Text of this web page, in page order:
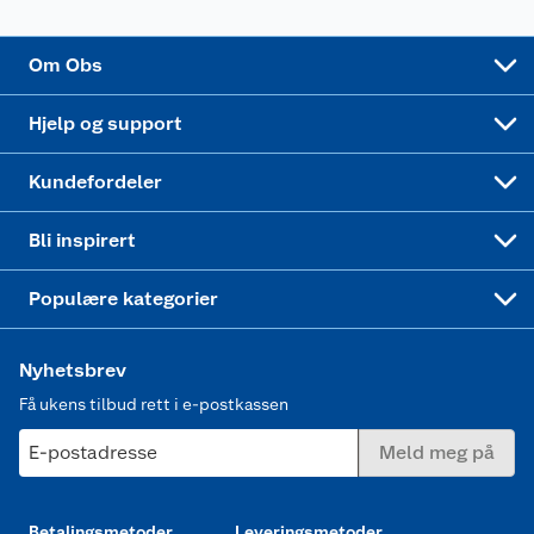
Om Obs
Hjelp og support
Kundefordeler
Bli inspirert
Populære kategorier
Nyhetsbrev
Få ukens tilbud rett i e-postkassen
E-postadresse Meld meg på